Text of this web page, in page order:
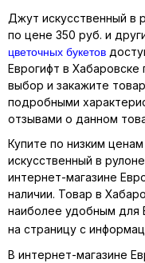
Джут искусственный в
по цене 350 руб. и
цветочных букетов
Еврогифт в
выбор и закажите
подробными
отзывами о данном
Купите по низким
искусственный в
интернет-магазине
наличии. Товар в
наиболее удобным для
на страницу с
В интернет-магазине